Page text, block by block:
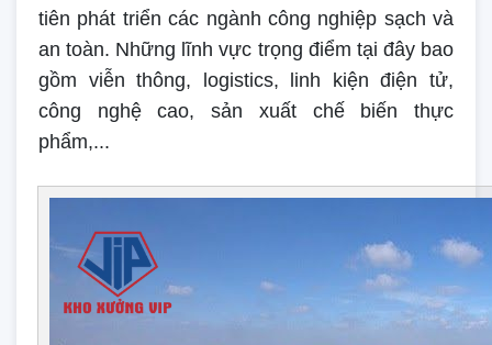
tiên phát triển các ngành công nghiệp sạch và
an toàn. Những lĩnh vực trọng điểm tại đây bao
gồm viễn thông, logistics, linh kiện điện tử,
công nghệ cao, sản xuất chế biến thực
phẩm,...